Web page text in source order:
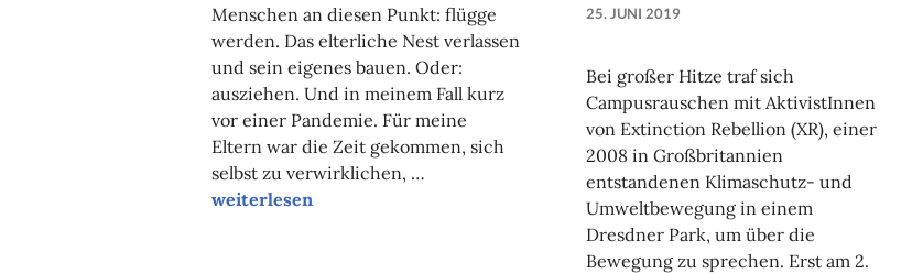
Menschen an diesen Punkt: flügge
werden. Das elterliche Nest verlassen
und sein eigenes bauen. Oder:
ausziehen. Und in meinem Fall kurz
vor einer Pandemie. Für meine
Eltern war die Zeit gekommen, sich
selbst zu verwirklichen, …
Aus eins mach vier!
weiterlesen
25. JUNI 2019
Bei großer Hitze traf sich
Campusrauschen mit AktivistInnen
von Extinction Rebellion (XR), einer
2008 in Großbritannien
entstandenen Klimaschutz- und
Umweltbewegung in einem
Dresdner Park, um über die
Bewegung zu sprechen. Erst am 2.